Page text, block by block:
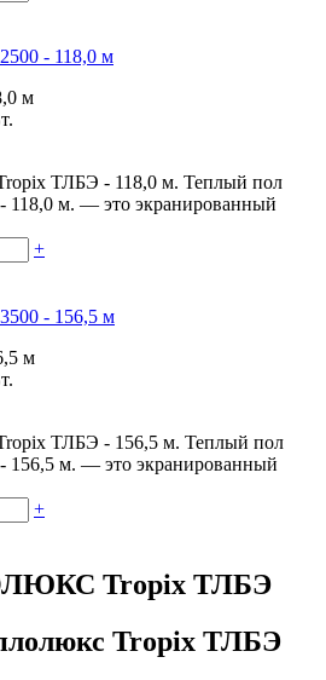
- 118,0 м
м
ТЛБЭ - 118,0 м. Теплый пол
м. — это экранированный
+
- 156,5 м
м
ТЛБЭ - 156,5 м. Теплый пол
м. — это экранированный
+
Tropix ТЛБЭ
Tropix ТЛБЭ